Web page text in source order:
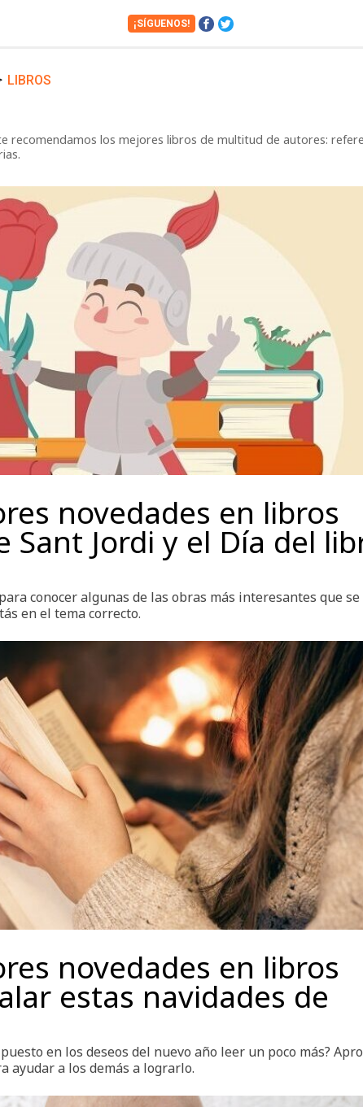
¡SÍGUENOS!
Cámaras
Juguetes
Libros
Tablets
Tecnología
Vuelos Zapatos
LIBROS
recomendamos los mejores libros de multitud de autores:
novedades en libros
Sant Jordi y el Día del
conocer algunas de las obras más interesantes que se
en el tema correcto.
novedades en libros
estas navidades de
en los deseos del nuevo año leer un poco más?
ayudar a los demás a lograrlo.